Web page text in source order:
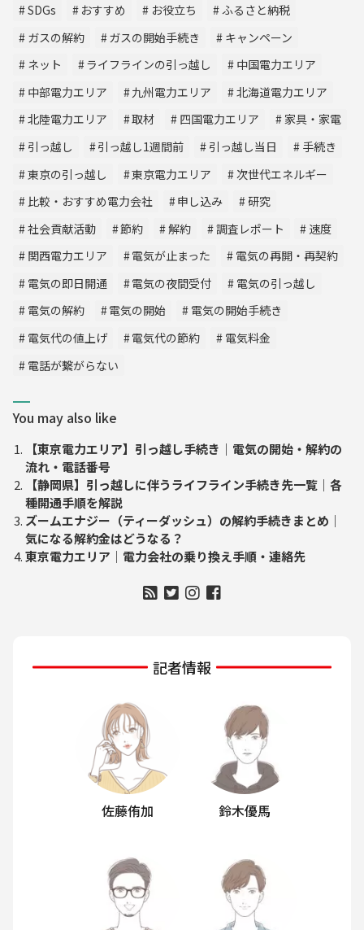
SDGs おすすめ お役立ち
ふるさと納税
ガスの解約
ガスの開始手続き
キャンペーン
ネット
ライフラインの引っ越し
中国電力エリア
中部電力エリア
九州電力エリア
北海道電力エリア
北陸電力エリア
取材 四国電力エリア
家具・家電
引っ越し
引っ越し1週間前 引っ越し当日
手続き
東京の引っ越し
東京電力エリア
次世代エネルギー
比較・おすすめ電力会社
申し込み
研究
社会貢献活動
節約 解約 調査レポート
速度
関西電力エリア
電気が止まった
電気の再開・再契約
電気の即日開通
電気の夜間受付
電気の引っ越し
電気の解約
電気の開始
電気の開始手続き
電気代の値上げ
電気代の節約
電気料金
電話が繋がらない
You may also like
【東京電力エリア】引っ越し手続き｜電気の開始・解約の
流れ・電話番号
【静岡県】引っ越しに伴うライフライン手続き先一覧｜各
種開通手順を解説
ズームエナジー（ティーダッシュ）の解約手続きまとめ｜
気になる解約金はどうなる？
東京電力エリア｜電力会社の乗り換え手順・連絡先
記者情報
佐藤侑加 鈴木優馬